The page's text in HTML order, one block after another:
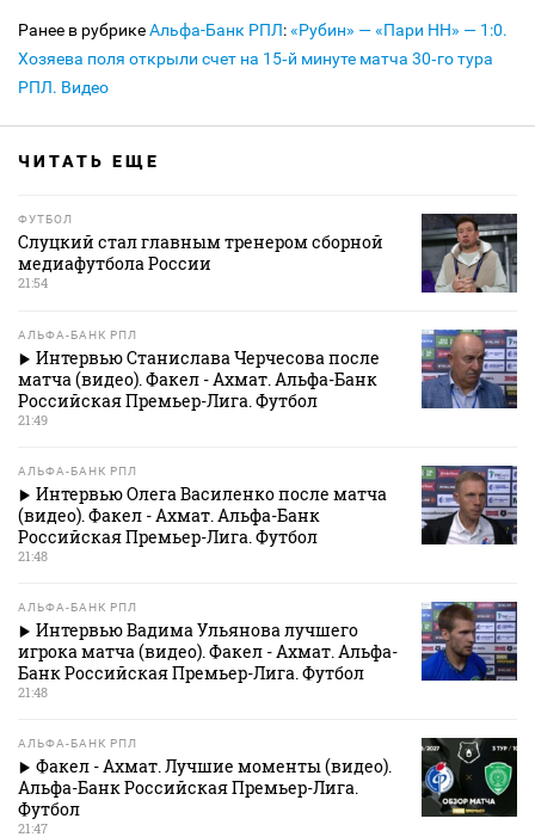
Ранее в рубрикеАльфа-Банк РПЛ:«Рубин» — «Пари НН» — 1:0.
Хозяева поля открыли счет на 15‑й минуте матча 30‑го тура
РПЛ. Видео
ЧИТАТЬ ЕЩЕ
ФУТБОЛ
Слуцкий стал главным тренером сборной
медиафутбола России
21:54
АЛЬФА-БАНК РПЛ
Интервью Станислава Черчесова после
матча (видео). Факел - Ахмат. Альфа-Банк
Российская Премьер-Лига. Футбол
21:49
АЛЬФА-БАНК РПЛ
Интервью Олега Василенко после матча
(видео). Факел - Ахмат. Альфа-Банк
Российская Премьер-Лига. Футбол
21:48
АЛЬФА-БАНК РПЛ
Интервью Вадима Ульянова лучшего
игрока матча (видео). Факел - Ахмат. Альфа-
Банк Российская Премьер-Лига. Футбол
21:48
АЛЬФА-БАНК РПЛ
Факел - Ахмат. Лучшие моменты (видео).
Альфа-Банк Российская Премьер-Лига.
Футбол
21:47